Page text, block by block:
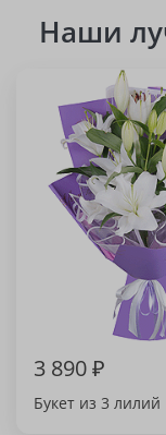
Наши
3 890 ₽
Букет из 3 лилий